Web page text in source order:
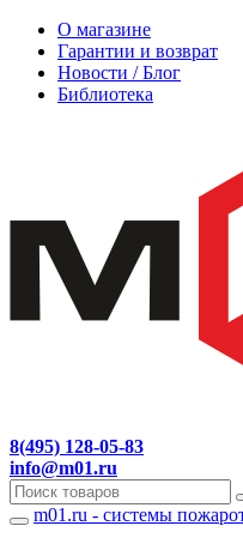
О магазине
Гарантии и возврат
Новости / Блог
Библиотека
8(495) 128-05-83
info@m01.ru
Навигация
m01.ru - системы